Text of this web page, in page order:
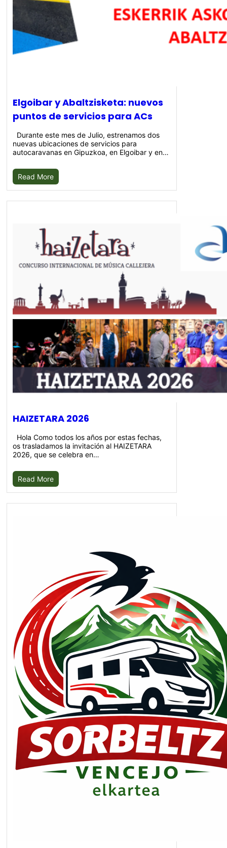
Elgoibar y Abaltzisketa: nuevos
puntos de servicios para ACs
Durante este mes de Julio, estrenamos dos
nuevas ubicaciones de servicios para
autocaravanas en Gipuzkoa, en Elgoibar y en…
Read More
HAIZETARA 2026
Hola Como todos los años por estas fechas,
os trasladamos la invitación al HAIZETARA
2026, que se celebra en…
Read More